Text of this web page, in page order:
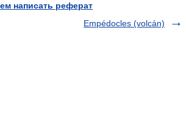
написать реферат
Empédocles (volcán)